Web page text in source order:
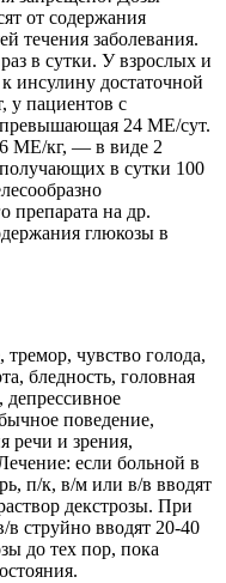
от содержания
течения заболевания.
в сутки. У взрослых и
инсулину достаточной
у пациентов с
24 МЕ/сут.
МЕ/кг, — в виде 2
в сутки 100
препарата на др.
глюкозы в
чувство голода,
бледность, головная
депрессивное
поведение,
речи и зрения,
если больной в
п/к, в/м или в/в вводят
декстрозы. При
струйно вводят 20-40
до тех пор, пока